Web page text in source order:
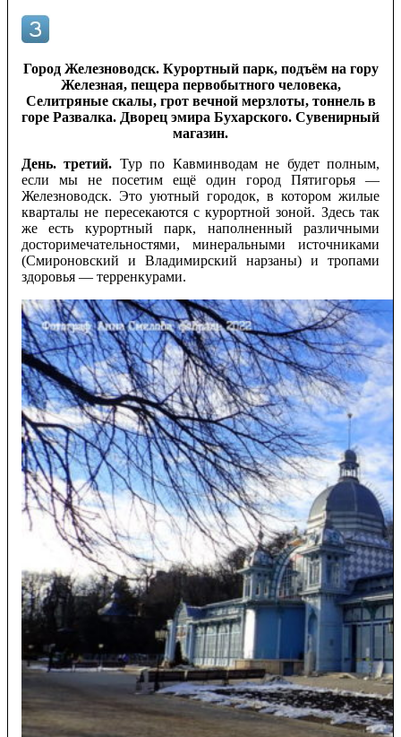
Город Железноводск. Курортный парк, подъём на гору
Железная, пещера первобытного человека,
Селитряные скалы, грот вечной мерзлоты, тоннель в
горе Развалка. Дворец эмира Бухарского. Сувенирный
магазин.
День. третий. Тур по Кавминводам не будет полным,
если мы не посетим ещё один город Пятигорья —
Железноводск. Это уютный городок, в котором жилые
кварталы не пересекаются с курортной зоной. Здесь так
же есть курортный парк, наполненный различными
досторимечательностями, минеральными источниками
(Смироновский и Владимирский нарзаны) и тропами
здоровья — терренкурами.